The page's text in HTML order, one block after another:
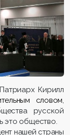
Кирилл
словом,
русской
это общество.
нашей страны